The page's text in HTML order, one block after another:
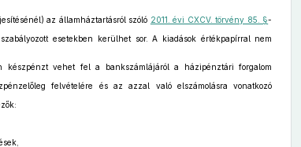
az államháztartásról szóló 2011. évi CXCV. törvény 85. §-
esetekben kerülhet sor. A kiadások értékpapírral nem
készpénzt vehet fel a bankszámlájáról a házipénztári forgalom
felvételére és az azzal való elszámolásra vonatkozó